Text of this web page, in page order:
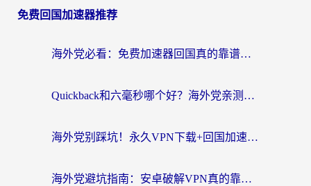
免费回国加速器推荐
海外党必看：免费加速器回国真的靠谱吗？3步教你选到好用的归雁替代
Quickback和六毫秒哪个好？海外党亲测：选对回国加速器，无缝刷剧办公不再愁
海外党别踩坑！永久VPN下载+回国加速器选择指南，无缝刷国内剧游戏支付
海外党避坑指南：安卓破解VPN真的靠谱吗？教你选对回国加速器无缝刷国内资源